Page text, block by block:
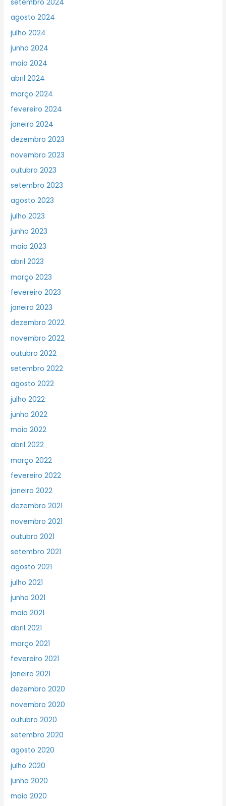
setembro 2024
agosto 2024
julho 2024
junho 2024
maio 2024
abril 2024
março 2024
fevereiro 2024
janeiro 2024
dezembro 2023
novembro 2023
outubro 2023
setembro 2023
agosto 2023
julho 2023
junho 2023
maio 2023
abril 2023
março 2023
fevereiro 2023
janeiro 2023
dezembro 2022
novembro 2022
outubro 2022
setembro 2022
agosto 2022
julho 2022
junho 2022
maio 2022
abril 2022
março 2022
fevereiro 2022
janeiro 2022
dezembro 2021
novembro 2021
outubro 2021
setembro 2021
agosto 2021
julho 2021
junho 2021
maio 2021
abril 2021
março 2021
fevereiro 2021
janeiro 2021
dezembro 2020
novembro 2020
outubro 2020
setembro 2020
agosto 2020
julho 2020
junho 2020
maio 2020